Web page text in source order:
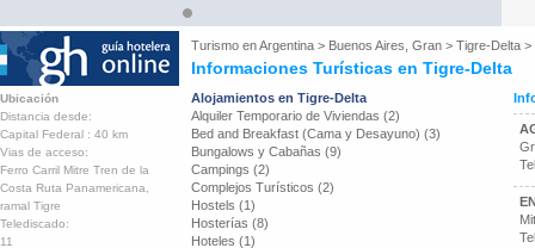
Turismo enArgentina > Buenos Aires, Gran > Tigre-Delta >
Informaciones Turísticas en Tigre-Delta
Ubicación
Distancia desde:
Capital Federal : 40 km
Vias de acceso:
Ferro Carril Mitre Tren de la
Costa Ruta Panamericana,
ramal Tigre
Telediscado:
11
Alojamientos en Tigre-Delta
Alquiler Temporario de Viviendas (2)
Bed and Breakfast (Cama y Desayuno) (3)
Bungalows y Cabañas (9)
Campings (2)
Complejos Turísticos (2)
Hostels (1)
Hosterías (8)
Hoteles (1)